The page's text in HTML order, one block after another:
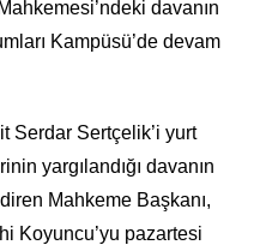
davanın
Kampüsü’de devam
Serdar Sertçelik’i yurt
yargılandığı davanın
Mahkeme Başkanı,
Koyuncu’yu pazartesi